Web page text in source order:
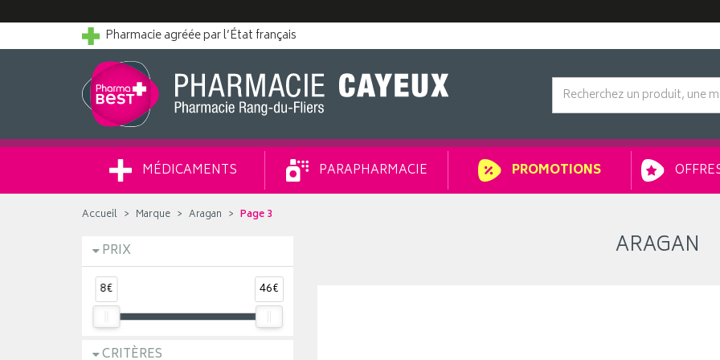
Pharmacie agréée par l’État français
MÉDICAMENTS PARAPHARMACIE PROMOTIONS
Accueil Marque Aragan Page 3
PRIX
8€ 46€
CRITÈRES
ARAGAN